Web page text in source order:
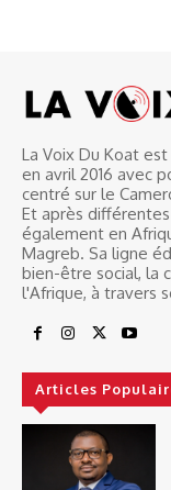
La Voix Du Koat
en avril 2016 avec
centré sur le
Et après
également en
Magreb. Sa ligne
bien-être social, la
l'Afrique, à travers
Articles